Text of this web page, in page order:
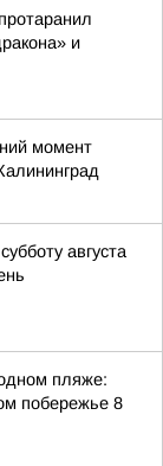
и
момент
августа
пляже:
побережье 8